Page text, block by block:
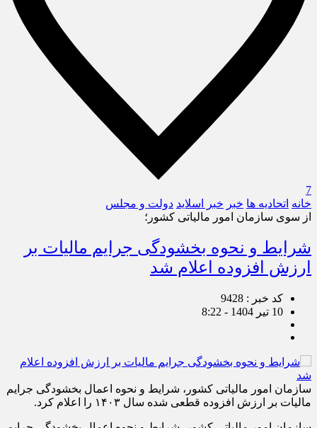
7
خانه اتحادیه ها خبر خبر اسلايد دولت و مجلس
شرایط و نحوه بخشودگی جرایم مالیات بر
ارزش افزوده اعلام شد
کد خبر : 9428
سازمان امور مالیاتی کشور، شرایط و نحوه اعمال بخشودگی جرایم